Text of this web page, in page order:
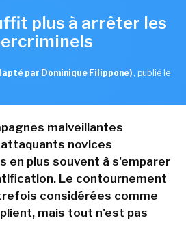
plus à arrêter les
par Dominique Filippone) , publié le
malveillantes
novices
en plus souvent à s'emparer
Le contournement
considérées comme
mais tout n'est pas